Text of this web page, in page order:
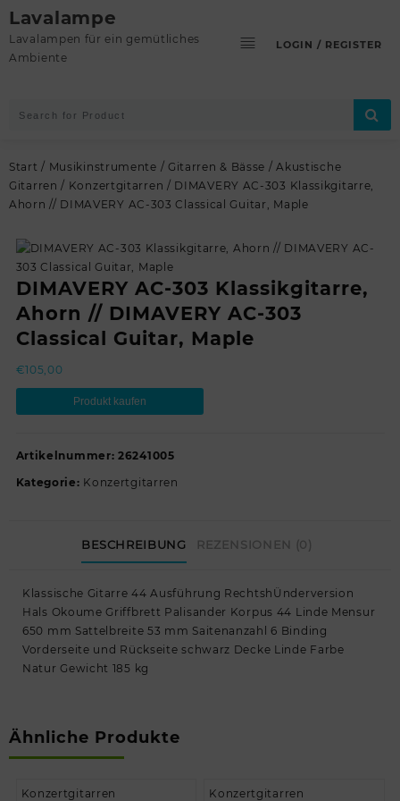
Skip
to
content
Lavalampe
Lavalampen für ein gemütliches
Ambiente
LOGIN / REGISTER
Start / Musikinstrumente / Gitarren & Bässe /Akustische
Gitarren / Konzertgitarren / DIMAVERY AC-303 Klassikgitarre,
Ahorn // DIMAVERY AC-303 Classical Guitar, Maple
DIMAVERY AC-303 Klassikgitarre,
Ahorn // DIMAVERY AC-303
Classical Guitar, Maple
€105,00
Produkt kaufen
Artikelnummer: 26241005
Kategorie: Konzertgitarren
BESCHREIBUNG REZENSIONEN (0)
Klassische Gitarre 44 Ausführung RechtshÜnderversion
Hals Okoume Griffbrett Palisander Korpus 44 Linde Mensur
650 mm Sattelbreite 53 mm Saitenanzahl 6 Binding
Vorderseite und Rückseite schwarz Decke Linde Farbe
Natur Gewicht 185 kg
Ähnliche Produkte
Konzertgitarren Konzertgitarren